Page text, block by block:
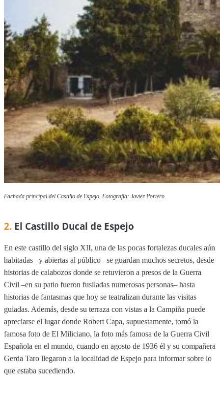
Fachada principal del Castillo de Espejo. Fotografía: Javier Portero.
2. El Castillo Ducal de Espejo
En este castillo del siglo XII, una de las pocas fortalezas ducales aún
habitadas –y abiertas al público– se guardan muchos secretos, desde
historias de calabozos donde se retuvieron a presos de la Guerra
Civil –en su patio fueron fusiladas numerosas personas– hasta
historias de fantasmas que hoy se teatralizan durante las visitas
guiadas. Además, desde su terraza con vistas a la Campiña puede
apreciarse el lugar donde Robert Capa, supuestamente, tomó la
famosa foto de El Miliciano, la foto más famosa de la Guerra Civil
Española en el mundo, cuando en agosto de 1936 él y su compañera
Gerda Taro llegaron a la localidad de Espejo para informar sobre lo
que estaba sucediendo.